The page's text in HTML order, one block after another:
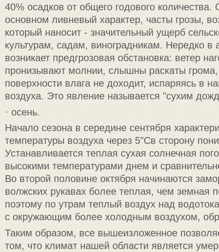
40% осадков от общего годового количества.
основном ливневый характер, часты грозы,
который наносит - значительный ущерб
культурам, садам, виноградникам. Нередко в
возникает предгрозовая обстановка: ветер
пронизывают молнии, слышны раскаты
поверхности влага не доходит, испаряясь в
воздуха. Это явление называется "сухим
· осень.
Начало сезона в середине сентября
температуры воздуха через 5"Св сторону
Устанавливается теплая сухая солнечная
высокими температурами днем и
Во второй половине октября начинаются
волжских рукавах более теплая, чем земная
поэтому по утрам теплый воздух над
с окружающим более холодным воздухом,
Таким образом, все вышеизложенное
том, что климат нашей области является